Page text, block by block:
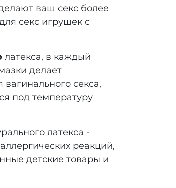
ваш секс более
секс игрушек с
латекса, в каждый
делает
секса,
под температуру
латекса -
реакций,
детские товары и